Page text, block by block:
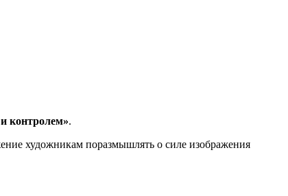
контролем».
художникам поразмышлять о силе изображения